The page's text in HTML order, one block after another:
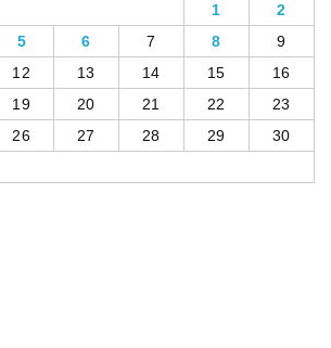
1
2
5 6 7 8
9
12 13 14 15
16
19 20 21 22
23
26 27 28 29
30